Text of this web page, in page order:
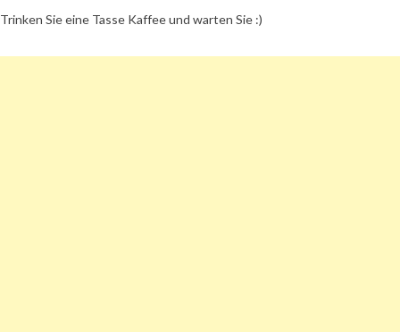
Trinken Sie eine Tasse Kaffee und warten Sie :)